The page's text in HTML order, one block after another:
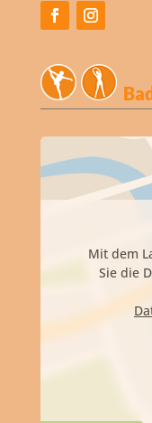
Mit dem
Sie die